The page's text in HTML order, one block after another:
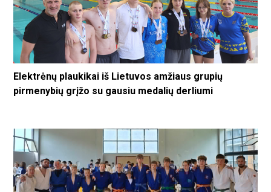
Elektrėnų plaukikai iš Lietuvos amžiaus grupių
pirmenybių grįžo su gausiu medalių derliumi